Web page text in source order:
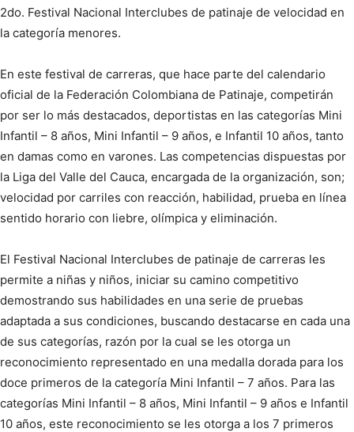
2do. Festival Nacional Interclubes de patinaje de velocidad en
la categoría menores.
En este festival de carreras, que hace parte del calendario
oficial de la Federación Colombiana de Patinaje, competirán
por ser lo más destacados, deportistas en las categorías Mini
Infantil – 8 años, Mini Infantil – 9 años, e Infantil 10 años, tanto
en damas como en varones. Las competencias dispuestas por
la Liga del Valle del Cauca, encargada de la organización, son;
velocidad por carriles con reacción, habilidad, prueba en línea
sentido horario con liebre, olímpica y eliminación.
El Festival Nacional Interclubes de patinaje de carreras les
permite a niñas y niños, iniciar su camino competitivo
demostrando sus habilidades en una serie de pruebas
adaptada a sus condiciones, buscando destacarse en cada una
de sus categorías, razón por la cual se les otorga un
reconocimiento representado en una medalla dorada para los
doce primeros de la categoría Mini Infantil – 7 años. Para las
categorías Mini Infantil – 8 años, Mini Infantil – 9 años e Infantil
10 años, este reconocimiento se les otorga a los 7 primeros